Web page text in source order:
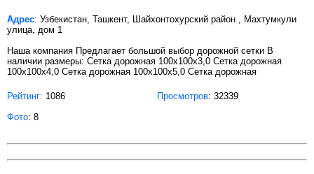
Адрес: Узбекистан, Ташкент, Шайхонтохурский район , Махтумкули
улица, дом 1
Наша компания Предлагает большой выбор дорожной сетки В
наличии размеры: Сетка дорожная 100х100х3,0 Сетка дорожная
100х100х4,0 Сетка дорожная 100х100х5,0 Сетка дорожная
Рейтинг: 1086 Просмотров: 32339
Фото: 8